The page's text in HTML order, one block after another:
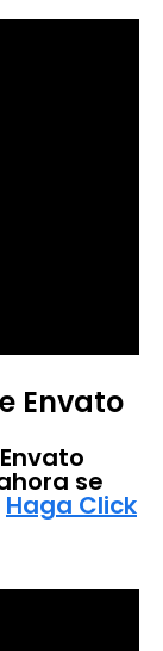
Envato
se
Haga Click